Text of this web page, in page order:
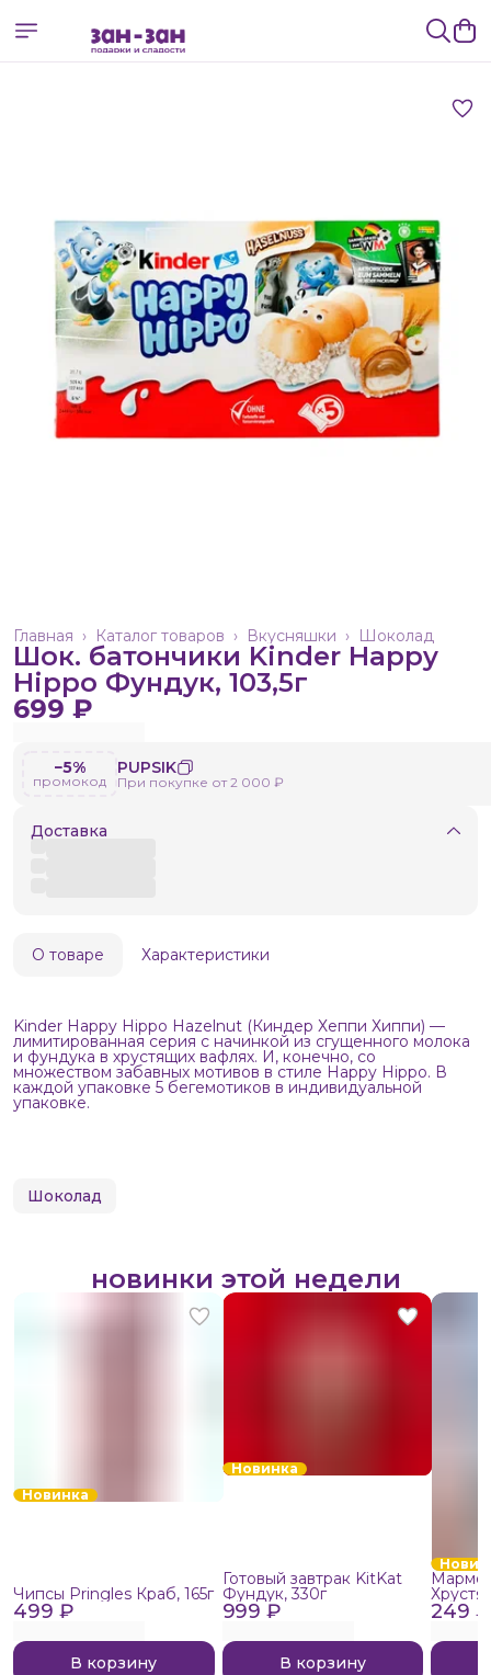
Шоколад
Вкусняшки ›
Каталог товаров ›
Главная ›
Шок. батончики Kinder Happy
Hippo Фундук, 103,5г
699 ₽
−5%
промокод
PUPSIK
При покупке от 2 000 ₽
Доставка
О товаре Характеристики
Kinder Happy Hippo Hazelnut (Киндер Хеппи Хиппи) —
лимитированная серия с начинкой из сгущенного молока
и фундука в хрустящих вафлях. И, конечно, со
множеством забавных мотивов в стиле Happy Hippo. В
каждой упаковке 5 бегемотиков в индивидуальной
упаковке.
Шоколад
новинки этой недели
Новинка
499 ₽
Чипсы Pringles Краб, 165г
В корзину
Новинка
999 ₽
Готовый завтрак KitKat
Фундук, 330г
В корзину
249 ₽